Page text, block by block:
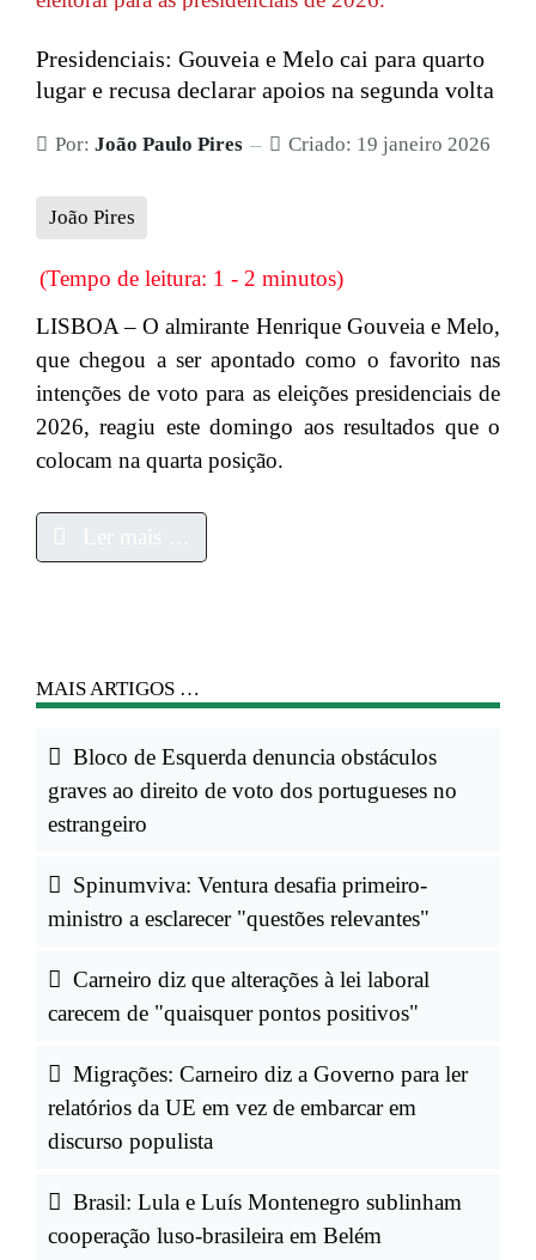
Presidenciais: Gouveia e Melo cai para quarto
lugar e recusa declarar apoios na segunda volta
Por: João Paulo Pires Criado: 19 janeiro 2026
João Pires
(Tempo de leitura: 1 - 2 minutos)
LISBOA – O almirante Henrique Gouveia e Melo,
que chegou a ser apontado como o favorito nas
intenções de voto para as eleições presidenciais de
2026, reagiu este domingo aos resultados que o
colocam na quarta posição.
MAIS ARTIGOS …
Bloco de Esquerda denuncia obstáculos
graves ao direito de voto dos portugueses no
estrangeiro
Spinumviva: Ventura desafia primeiro-
ministro a esclarecer "questões relevantes"
Carneiro diz que alterações à lei laboral
carecem de "quaisquer pontos positivos"
Migrações: Carneiro diz a Governo para ler
relatórios da UE em vez de embarcar em
discurso populista
Brasil: Lula e Luís Montenegro sublinham
cooperação luso-brasileira em Belém